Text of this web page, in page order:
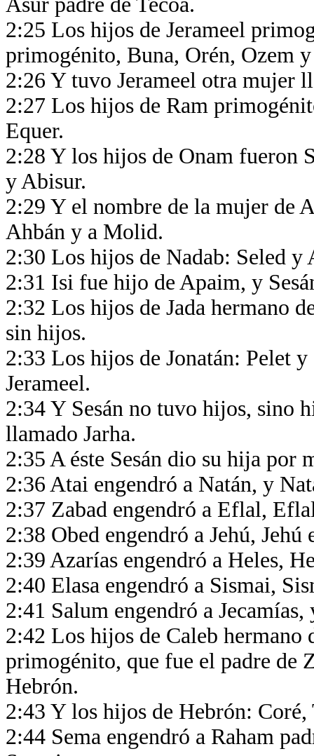
2:25 Los hijos de Jerameel
primogénito, Buna, Orén, Ozem
2:26 Y tuvo Jerameel otra mujer
2:27 Los hijos de Ram
Equer.
2:28 Y los hijos de Onam fueron
y Abisur.
2:29 Y el nombre de la mujer de
Ahbán y a Molid.
2:30 Los hijos de Nadab: Seled
2:31 Isi fue hijo de Apaim, y
2:32 Los hijos de Jada hermano
sin hijos.
2:33 Los hijos de Jonatán: Pelet
Jerameel.
2:34 Y Sesán no tuvo hijos, sino
llamado Jarha.
2:35 A éste Sesán dio su hija
2:36 Atai engendró a Natán, y
2:37 Zabad engendró a Eflal,
2:38 Obed engendró a Jehú,
2:39 Azarías engendró a Heles,
2:40 Elasa engendró a Sismai,
2:41 Salum engendró a
2:42 Los hijos de Caleb hermano
primogénito, que fue el padre de
Hebrón.
2:43 Y los hijos de Hebrón:
2:44 Sema engendró a Raham